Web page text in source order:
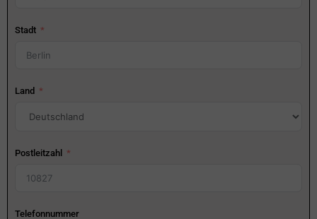
Stadt
Land
Postleitzahl
Telefonnummer